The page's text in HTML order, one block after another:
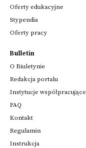
Oferty edukacyjne
Stypendia
Oferty pracy
Bulletin
O Biuletynie
Redakcja portalu
Instytucje współpracujące
FAQ
Kontakt
Regulamin
Instrukcja